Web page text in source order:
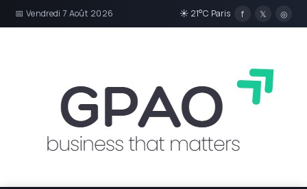
📅 Vendredi 7 Août 2026 ☀ 21°C Paris f 𝕏 ◎